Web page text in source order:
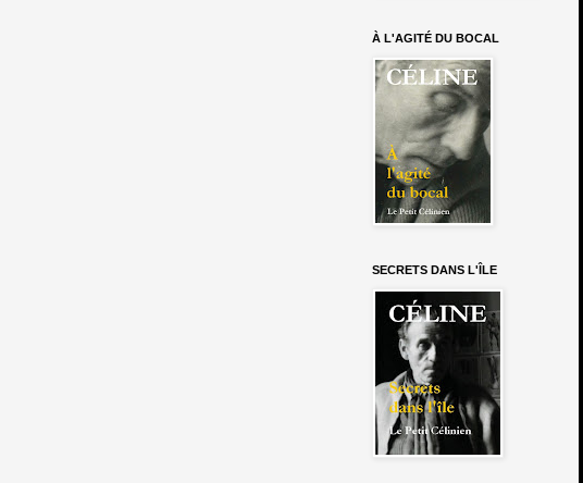
À L'AGITÉ DU BOCAL
SECRETS DANS L'ÎLE